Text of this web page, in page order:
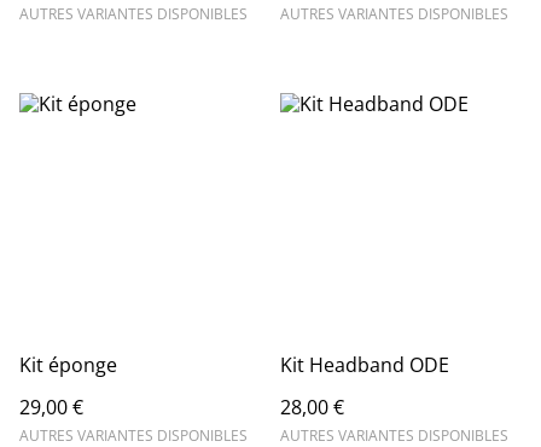
AUTRES VARIANTES DISPONIBLES AUTRES VARIANTES DISPONIBLES
Kit éponge
29,00 €
AUTRES VARIANTES DISPONIBLES
Kit Headband ODE
28,00 €
AUTRES VARIANTES DISPONIBLES